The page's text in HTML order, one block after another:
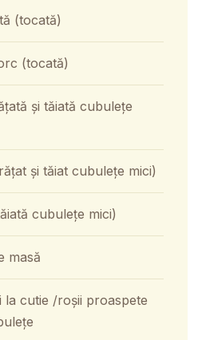
(tocată)
(tocată)
și tăiată cubulețe
și tăiat cubulețe mici)
cubulețe mici)
masă
la cutie /roșii proaspete